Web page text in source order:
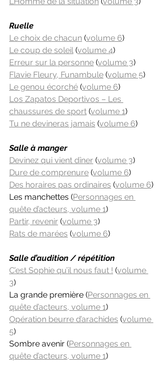
Ruelle
Le choix de chacun (volume 6)
Le coup de soleil (volume 4)
Erreur sur la personne (volume 3)
Flavie Fleury, Funambule (volume 5)
Le genou écorché (volume 6)
Los Zapatos Deportivos – Les
chaussures de sport (volume 1)
Tu ne devineras jamais (volume 6)
Salle à manger
Devinez qui vient dîner (volume 3)
Dure de comprenure (volume 6)
Des horaires pas ordinaires (volume 6)
Les manchettes (Personnages en
quête d’acteurs, volume 1)
Partir, revenir (volume 3)
Rats de marées (volume 6)
Salle d’audition / répétition
C’est Sophie qu’il nous faut ! (volume
3)
La grande première (Personnages en
quête d’acteurs, volume 1)
Opération beurre d’arachides (volume
5)
Sombre avenir (Personnages en
quête d’acteurs, volume 1)